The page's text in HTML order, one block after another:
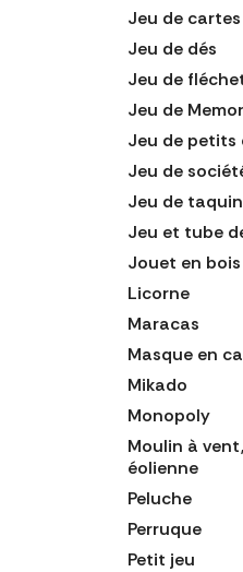
Jeu de cartes
Jeu de dés
Jeu de
Jeu de
Jeu de petits
Jeu de
Jeu de taquin
Jeu et tube
Jouet en bois
Licorne
Maracas
Masque en
Mikado
Monopoly
Moulin à
éolienne
Peluche
Perruque
Petit jeu